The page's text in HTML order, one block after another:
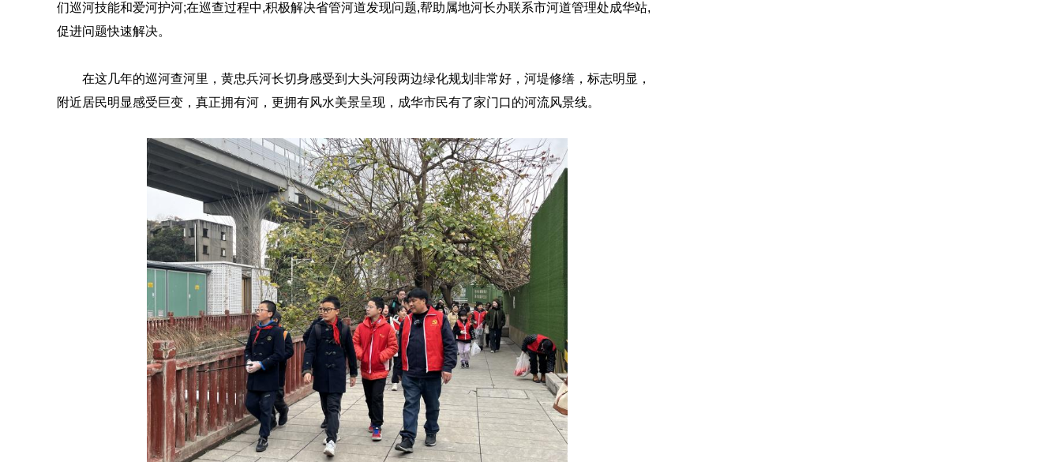
们巡河技能和爱河护河;在巡查过程中,积极解决省管河道发现问题,帮助属地河长办联系市河道管理处成华站,
促进问题快速解决。
在这几年的巡河查河里，黄忠兵河长切身感受到大头河段两边绿化规划非常好，河堤修缮，标志明显，
附近居民明显感受巨变，真正拥有河，更拥有风水美景呈现，成华市民有了家门口的河流风景线。